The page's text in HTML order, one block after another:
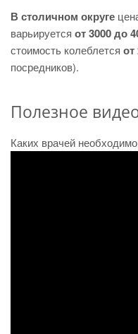
В столичном округе
варьируется от 3000 до
стоимость колеблется от
посредников).
Полезное
Каких врачей